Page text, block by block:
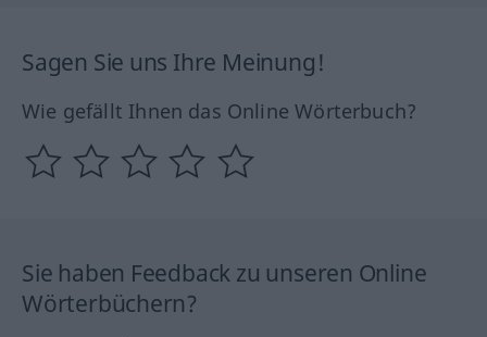
Sagen Sie uns Ihre Meinung!
Wie gefällt Ihnen das Online Wörterbuch?
Sie haben Feedback zu unseren Online
Wörterbüchern?